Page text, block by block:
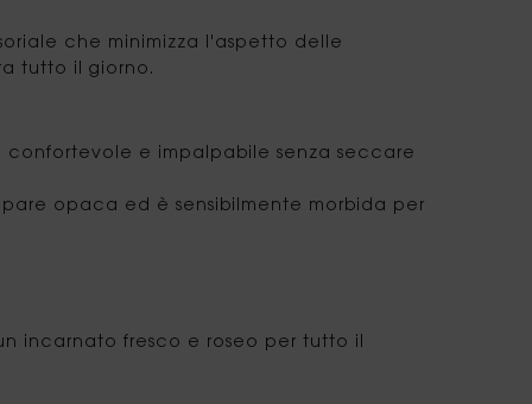
che minimizza l'aspetto delle
tutto il giorno.
confortevole e impalpabile senza seccare
opaca ed è sensibilmente morbida per
incarnato fresco e roseo per tutto il